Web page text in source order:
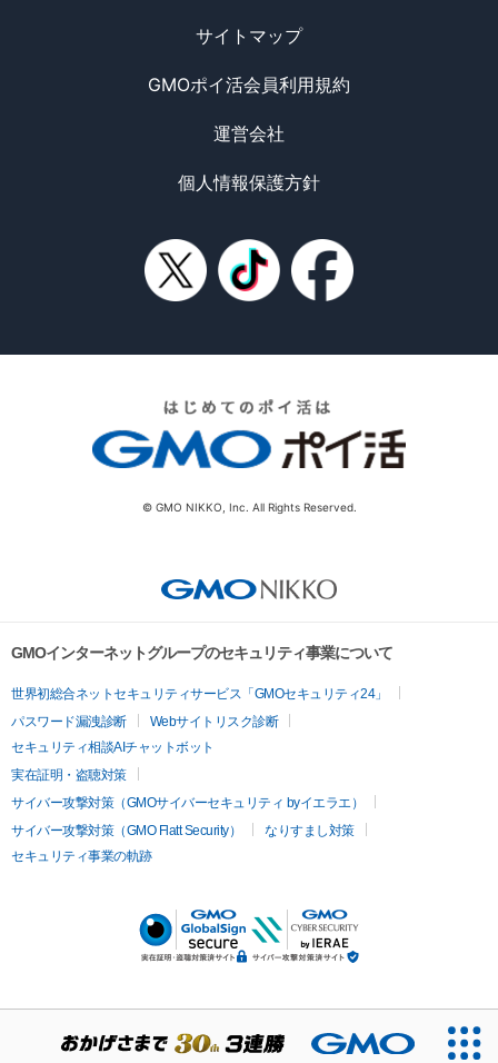
サイトマップ
GMOポイ活会員利用規約
運営会社
個人情報保護方針
© GMO NIKKO, Inc. All Rights Reserved.
GMOインターネットグループのセキュリティ事業について
世界初総合ネットセキュリティサービス「GMOセキュリティ24」
パスワード漏洩診断
Webサイトリスク診断
セキュリティ相談AIチャットボット
実在証明・盗聴対策
サイバー攻撃対策（GMOサイバーセキュリティ byイエラエ）
サイバー攻撃対策（GMO Flatt Security）
なりすまし対策
セキュリティ事業の軌跡